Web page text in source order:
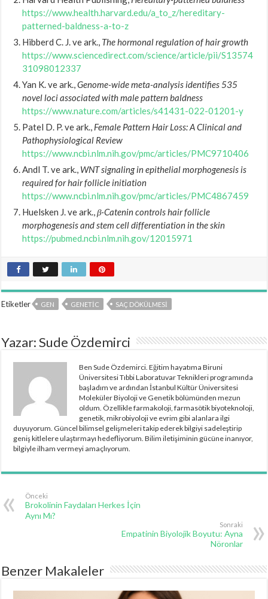
https://www.health.harvard.edu/a_to_z/hereditary-
patterned-baldness-a-to-z
Hibberd C. J. ve ark., The hormonal regulation of hair growth
https://www.sciencedirect.com/science/article/pii/S13574
31098012337
Yan K. ve ark.,Genome-wide meta-analysis identifies 535
novel loci associated with male pattern baldness
https://www.nature.com/articles/s41431-022-01201-y
Patel D. P. ve ark., Female Pattern Hair Loss: A Clinical and
Pathophysiological Review
https://www.ncbi.nlm.nih.gov/pmc/articles/PMC9710406
Andl T. ve ark., WNT signaling in epithelial morphogenesis is
required for hair follicle initiation
https://www.ncbi.nlm.nih.gov/pmc/articles/PMC4867459
Huelsken J. ve ark.,β-Catenin controls hair follicle
morphogenesis and stem cell differentiation in the skin
https://pubmed.ncbi.nlm.nih.gov/12015971
Etiketler GEN GENETIC SAÇ DÖKÜLMESI
Yazar: Sude Özdemirci
Ben Sude Özdemirci. Eğitim hayatıma Biruni
Üniversitesi Tıbbi Laboratuvar Teknikleri programında
başladım ve ardından İstanbul Kültür Üniversitesi
Moleküler Biyoloji ve Genetik bölümünden mezun
oldum. Özellikle farmakoloji, farmasötik biyoteknoloji,
genetik, mikrobiyoloji ve evrim gibi alanlara ilgi
duyuyorum. Güncel bilimsel gelişmeleri takip ederek bilgiyi sadeleştirip
geniş kitlelere ulaştırmayı hedefliyorum. Bilim iletişiminin gücüne inanıyor,
bilgiyle ilham vermeyi amaçlıyorum.
Önceki
Brokolinin Faydaları Herkes İçin
Aynı Mı?
Sonraki
Empatinin Biyolojik Boyutu: Ayna
Nöronlar
Benzer Makaleler